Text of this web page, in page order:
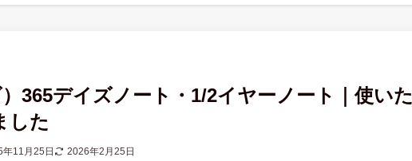
365デイズノート・1/2イヤーノート｜使いた
した
年11月25日 2026年2月25日